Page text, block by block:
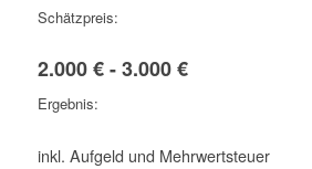
Schätzpreis:
2.000 € - 3.000 €
Ergebnis:
inkl. Aufgeld und Mehrwertsteuer